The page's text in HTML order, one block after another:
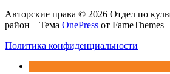
Авторские права © 2026 Отдел по
район – Тема OnePress от FameThemes
Политика конфиденциальности